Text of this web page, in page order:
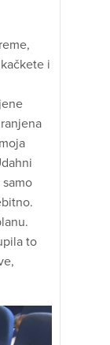
i
to